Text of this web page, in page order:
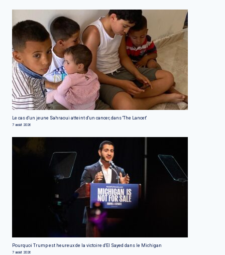
Le cas d'un jeune Sahraoui atteint d'un cancer, dans 'The Lancet'
7 août 2026
Pourquoi Trump est heureux de la victoire d'El Sayed dans le Michigan
7 août 2026